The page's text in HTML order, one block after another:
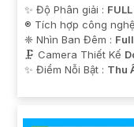
✨ Độ Phân giải :
®️ Tích hợp công
❈ Nhìn Ban Đêm :
🗜️ Camera Thiết Kế
️✨ Điểm Nỗi Bật : Thu